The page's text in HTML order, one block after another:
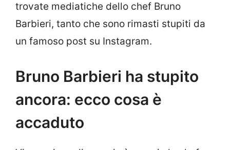
trovate mediatiche dello chef Bruno
Barbieri, tanto che sono rimasti stupiti da
un famoso post su Instagram.
Bruno Barbieri ha stupito
ancora: ecco cosa è
accaduto